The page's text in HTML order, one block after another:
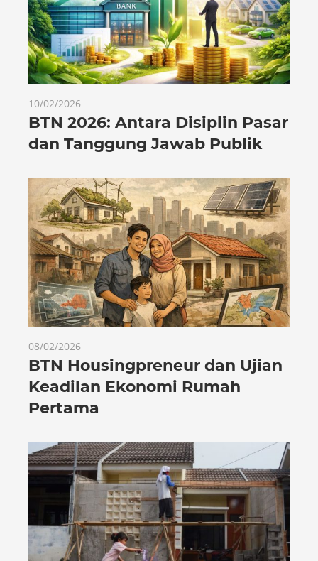
10/02/2026
BTN 2026: Antara Disiplin Pasar
dan Tanggung Jawab Publik
08/02/2026
BTN Housingpreneur dan Ujian
Keadilan Ekonomi Rumah
Pertama